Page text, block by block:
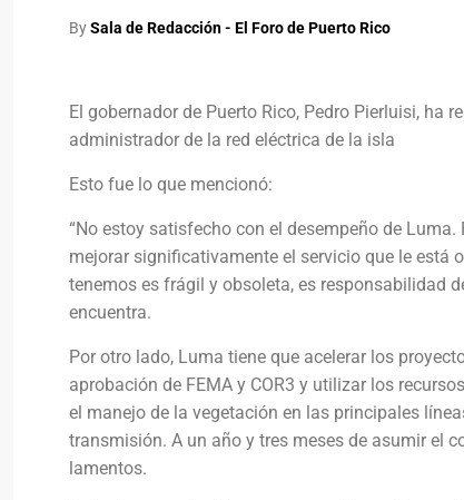
BySala de Redacción - El Foro de Puerto Rico
El gobernador de Puerto Rico, Pedro Pierluisi, ha
administrador de la red eléctrica de la isla
Esto fue lo que mencionó:
“No estoy satisfecho con el desempeño de
mejorar significativamente el servicio que le está
tenemos es frágil y obsoleta, es responsabilidad
encuentra.
Por otro lado, Luma tiene que acelerar los
aprobación de FEMA y COR3 y utilizar los
el manejo de la vegetación en las principales
transmisión. A un año y tres meses de asumir el
lamentos.